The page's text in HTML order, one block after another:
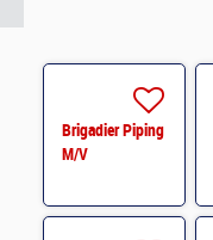
Brigadier Piping
M/V